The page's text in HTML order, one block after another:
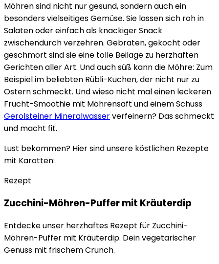
Möhren sind nicht nur gesund, sondern auch ein
besonders vielseitiges Gemüse. Sie lassen sich roh in
Salaten oder einfach als knackiger Snack
zwischendurch verzehren. Gebraten, gekocht oder
geschmort sind sie eine tolle Beilage zu herzhaften
Gerichten aller Art. Und auch süß kann die Möhre: Zum
Beispiel im beliebten Rübli-Kuchen, der nicht nur zu
Ostern schmeckt. Und wieso nicht mal einen leckeren
Frucht-Smoothie mit Möhrensaft und einem Schuss
Gerolsteiner Mineralwasserverfeinern? Das schmeckt
und macht fit.
Lust bekommen? Hier sind unsere köstlichen Rezepte
mit Karotten:
Rezept
Zucchini-Möhren-Puffer mit Kräuterdip
Entdecke unser herzhaftes Rezept für Zucchini-
Möhren-Puffer mit Kräuterdip. Dein vegetarischer
Genuss mit frischem Crunch.